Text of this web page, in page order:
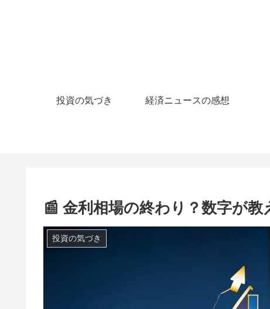
投資の気づき 経済ニュースの感想
📰 金利相場の終わり？数字が
投資の気づき